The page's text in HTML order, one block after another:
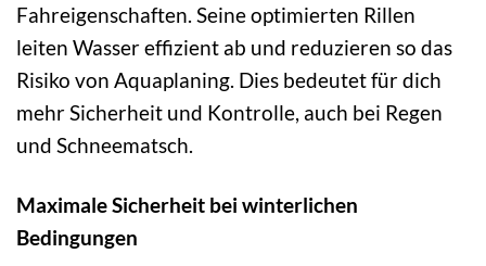
Fahreigenschaften. Seine optimierten Rillen
leiten Wasser effizient ab und reduzieren so das
Risiko von Aquaplaning. Dies bedeutet für dich
mehr Sicherheit und Kontrolle, auch bei Regen
und Schneematsch.
Maximale Sicherheit bei winterlichen
Bedingungen